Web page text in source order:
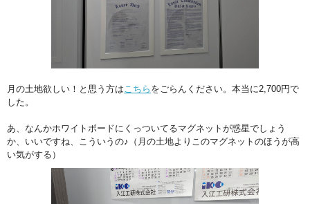
月の土地欲しい！と思う方はこちら をごらんください。本当に2,700円で
した。
あ、なんかホワイトボードにくっついてるマグネットが惑星でしょう
か、いいですね、こういうの♪（月の土地よりこのマグネットのほうが高
い気がする）